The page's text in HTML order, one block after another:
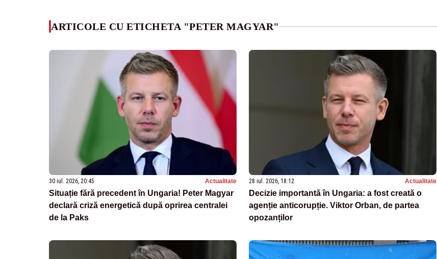
ARTICOLE CU ETICHETA "PETER MAGYAR"
30 iul. 2026, 20:45 Actualitate
Situație fără precedent în Ungaria! Peter Magyar
declară criză energetică după oprirea centralei
de la Paks
28 iul. 2026, 18:12 Actualitate
Decizie importantă în Ungaria: a fost creată o
agenție anticorupție. Viktor Orban, de partea
opozanților